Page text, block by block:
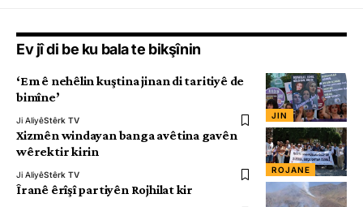
Ev jî di be ku bala te bikşînin
JIN
‘Em ê nehêlin kuştina jinan di taritiyê de
bimîne’
Ji AliyêStêrk TV
ROJANE
Xizmên windayan banga avêtina gavên
wêrektir kirin
Ji AliyêStêrk TV
Îranê êrîşî partiyên Rojhilat kir